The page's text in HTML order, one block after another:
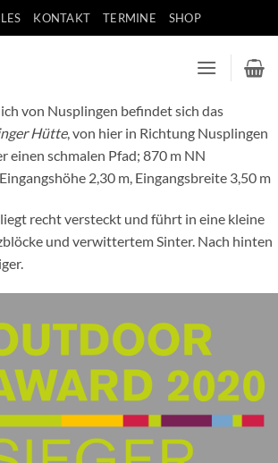
KONTAKT TERMINE SHOP
von Nusplingen befindet sich das
Hütte, von hier in Richtung Nusplingen
einen schmalen Pfad; 870 m NN
2,30 m, Eingangsbreite 3,50 m
recht versteckt und führt in eine kleine
und verwittertem Sinter. Nach hinten